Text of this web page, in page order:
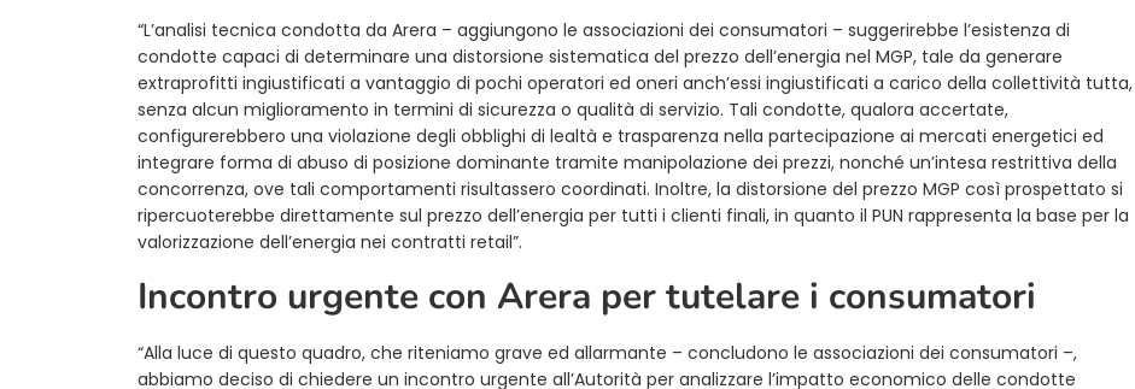
“L’analisi tecnica condotta da Arera – aggiungono le associazioni dei consumatori – suggerirebbe l’esistenza di
condotte capaci di determinare una distorsione sistematica del prezzo dell’energia nel MGP, tale da generare
extraprofitti ingiustificati a vantaggio di pochi operatori ed oneri anch’essi ingiustificati a carico della collettività tutta,
senza alcun miglioramento in termini di sicurezza o qualità di servizio. Tali condotte, qualora accertate,
configurerebbero una violazione degli obblighi di lealtà e trasparenza nella partecipazione ai mercati energetici ed
integrare forma di abuso di posizione dominante tramite manipolazione dei prezzi, nonché un’intesa restrittiva della
concorrenza, ove tali comportamenti risultassero coordinati. Inoltre, la distorsione del prezzo MGP così prospettato si
ripercuoterebbe direttamente sul prezzo dell’energia per tutti i clienti finali, in quanto il PUN rappresenta la base per la
valorizzazione dell’energia nei contratti retail”.
Incontro urgente con Arera per tutelare i consumatori
“Alla luce di questo quadro, che riteniamo grave ed allarmante – concludono le associazioni dei consumatori –,
abbiamo deciso di chiedere un incontro urgente all’Autorità per analizzare l’impatto economico delle condotte